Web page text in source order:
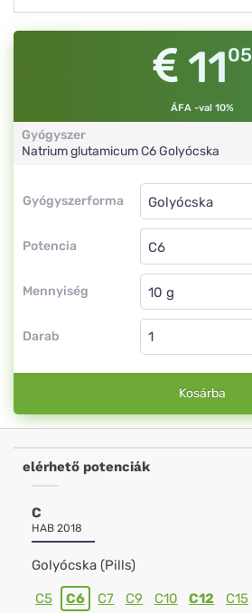
1105
ÁFA -val 10%
Gyógyszer
Natrium glutamicumC6Golyócska
Gyógyszerforma
Gyógyszerforma
Potencia
Golyócska
C6
Mennyiség
Golyócska
Darab
Kosárba
elérhető potenciák
C
HAB 2018
Golyócska (Pills)
C5 C6 C7 C9 C10 C12 C15